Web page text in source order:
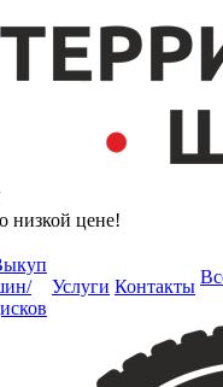
низкой цене!
Услуги Контакты